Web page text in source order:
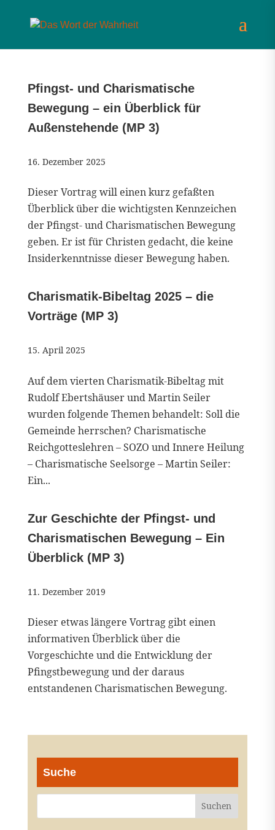
Pfingst- und Charismatische
Bewegung – ein Überblick für
Außenstehende (MP 3)
16. Dezember 2025
Dieser Vortrag will einen kurz gefaßten
Überblick über die wichtigsten Kennzeichen
der Pfingst- und Charismatischen Bewegung
geben. Er ist für Christen gedacht, die keine
Insiderkenntnisse dieser Bewegung haben.
Charismatik-Bibeltag 2025 – die
Vorträge (MP 3)
15. April 2025
Auf dem vierten Charismatik-Bibeltag mit
Rudolf Ebertshäuser und Martin Seiler
wurden folgende Themen behandelt: Soll die
Gemeinde herrschen? Charismatische
Reichgotteslehren – SOZO und Innere Heilung
– Charismatische Seelsorge – Martin Seiler:
Ein...
Zur Geschichte der Pfingst- und
Charismatischen Bewegung – Ein
Überblick (MP 3)
11. Dezember 2019
Dieser etwas längere Vortrag gibt einen
informativen Überblick über die
Vorgeschichte und die Entwicklung der
Pfingstbewegung und der daraus
entstandenen Charismatischen Bewegung.
Suche